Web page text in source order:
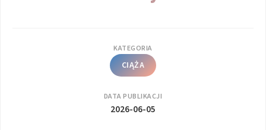
KATEGORIA
CIĄŻA
DATA PUBLIKACJI
2026-06-05